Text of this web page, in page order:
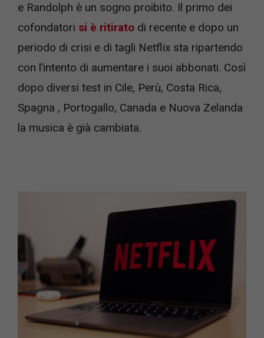
e Randolph è un sogno proibito. Il primo dei
cofondatori si è ritirato di recente e dopo un
periodo di crisi e di tagli Netflix sta ripartendo
con l’intento di aumentare i suoi abbonati. Così
dopo diversi test in Cile, Perù, Costa Rica,
Spagna , Portogallo, Canada e Nuova Zelanda
la musica è già cambiata.